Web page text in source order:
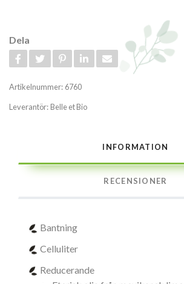
Dela
Artikelnummer: 6760
Leverantör: Belle et Bio
INFORMATION
RECENSIONER
Bantning
Celluliter
Reducerande